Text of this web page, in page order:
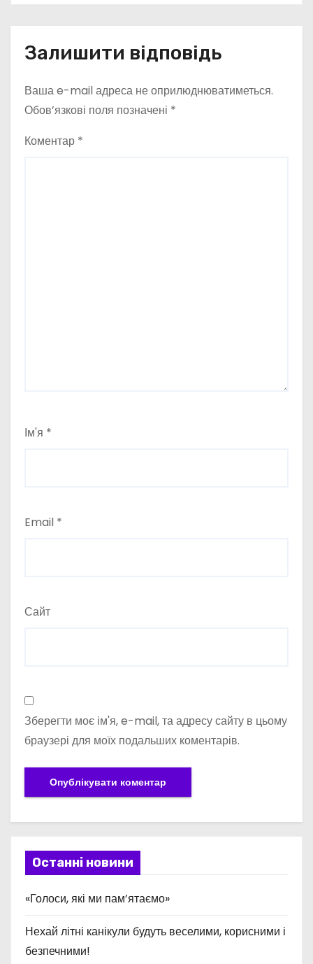
Залишити відповідь
Ваша e-mail адреса не оприлюднюватиметься.
Обов’язкові поля позначені *
Коментар *
Ім'я *
Email *
Сайт
Зберегти моє ім'я, e-mail, та адресу сайту в цьому
браузері для моїх подальших коментарів.
Останні новини
«Голоси, які ми пам’ятаємо»
Нехай літні канікули будуть веселими, корисними і
безпечними!